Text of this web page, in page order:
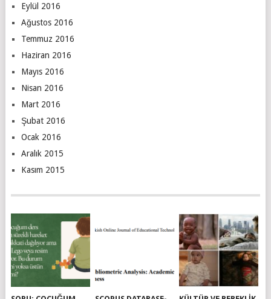
Eylül 2016
Ağustos 2016
Temmuz 2016
Haziran 2016
Mayıs 2016
Nisan 2016
Mart 2016
Şubat 2016
Ocak 2016
Aralık 2015
Kasım 2015